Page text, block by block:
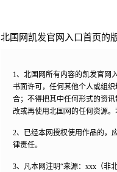
北国网凯发官网入口首页的
1、北国网所有内容的凯发官网
书面许可，任何其他个人或组
合；不得把其中任何形式的资
改或再使用北国网的任何资源
2、已经本网授权使用作品的，
律责任。
3、凡本网注明“来源：xxx（非